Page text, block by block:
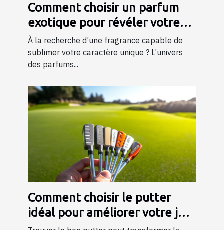
Comment choisir un parfum
exotique pour révéler votre
personnalité?
À la recherche d’une fragrance capable de
sublimer votre caractère unique ? L’univers
des parfums...
Comment choisir le putter
idéal pour améliorer votre jeu